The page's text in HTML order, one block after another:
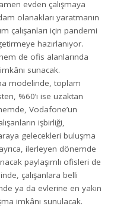
evden çalışmaya
olanakları yaratmanın
çalışanları için pandemi
hazırlanıyor.
de ofis alanlarında
sunacak.
modelinde, toplam
%60’ı ise uzaktan
Vodafone’un
işbirliği,
gelecekleri buluşma
ilerleyen dönemde
paylaşımlı ofisleri de
çalışanlara belli
ya da evlerine en yakın
imkânı sunulacak.